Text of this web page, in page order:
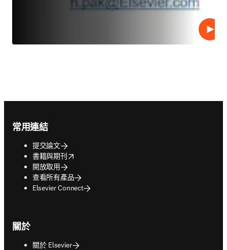
播放
常用連結
提交論文
書籍與期刊
opens in new tab/window
開放取用
查看所有產品
Elsevier Connect
關於
關於 Elsevier